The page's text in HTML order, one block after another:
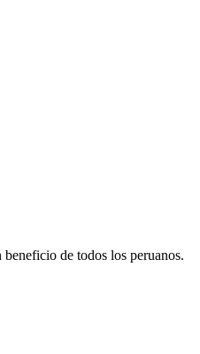
de todos los peruanos.